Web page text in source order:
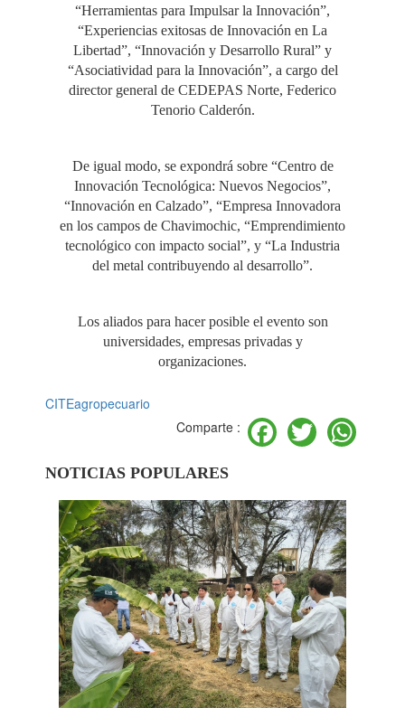
“Herramientas para Impulsar la Innovación”,
“Experiencias exitosas de Innovación en La
Libertad”, “Innovación y Desarrollo Rural” y
“Asociatividad para la Innovación”, a cargo del
director general de CEDEPAS Norte, Federico
Tenorio Calderón.
De igual modo, se expondrá sobre “Centro de
Innovación Tecnológica: Nuevos Negocios”,
“Innovación en Calzado”, “Empresa Innovadora
en los campos de Chavimochic, “Emprendimiento
tecnológico con impacto social”, y “La Industria
del metal contribuyendo al desarrollo”.
Los aliados para hacer posible el evento son
universidades, empresas privadas y
organizaciones.
CITEagropecuario
Comparte :
Facebook
Twitter
NOTICIAS POPULARES